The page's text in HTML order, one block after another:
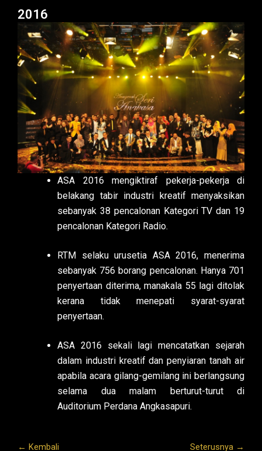
2016
ASA 2016 mengiktiraf pekerja-pekerja di
belakang tabir industri kreatif menyaksikan
sebanyak 38 pencalonan Kategori TV dan 19
pencalonan Kategori Radio.
RTM selaku urusetia ASA 2016, menerima
sebanyak 756 borang pencalonan. Hanya 701
penyertaan diterima, manakala 55 lagi ditolak
kerana tidak menepati syarat-syarat
penyertaan.
ASA 2016 sekali lagi mencatatkan sejarah
dalam industri kreatif dan penyiaran tanah air
apabila acara gilang-gemilang ini berlangsung
selama dua malam berturut-turut di
Auditorium Perdana Angkasapuri.
← Kembali Seterusnya →